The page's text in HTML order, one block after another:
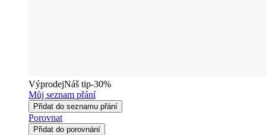
VýprodejNáš tip-30%
Můj seznam přání
Přidat do seznamu přání
Porovnat
Přidat do porovnání